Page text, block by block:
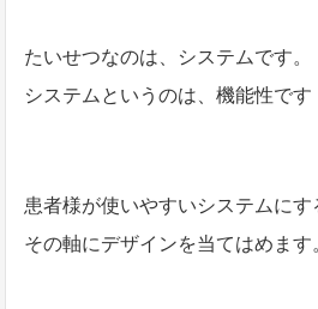
たいせつなのは、システムです。
システムというのは、機能性です
患者様が使いやすいシステムにす
その軸にデザインを当てはめます